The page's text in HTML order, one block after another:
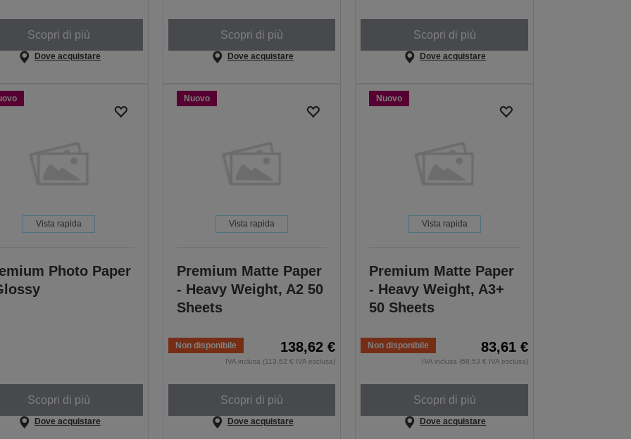
Scopri di più
Dove acquistare
Scopri di più
Dove acquistare
Scopri di più
Dove acquistare
Vista rapida
Photo Paper
Scopri di più
Dove acquistare
Nuovo
Vista rapida
Premium Matte Paper
- Heavy Weight, A2 50
Sheets
Non disponibile 138,62 €
IVA inclusa (113,62 € IVA esclusa)
Scopri di più
Dove acquistare
Nuovo
Vista rapida
Premium Matte Paper
- Heavy Weight, A3+
50 Sheets
Non disponibile 83,61 €
IVA inclusa (68,53 € IVA esclusa)
Scopri di più
Dove acquistare